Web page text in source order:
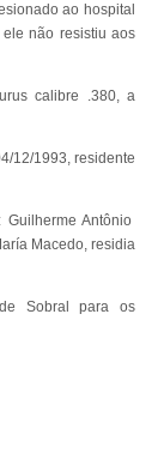
ao hospital
não resistiu aos
calibre .380, a
12/1993, residente
Antônio
Macedo, residia
Sobral para os